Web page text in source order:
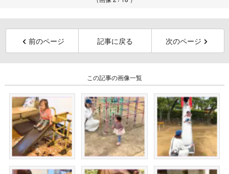
前のページ 記事に戻る 次のページ
この記事の画像一覧